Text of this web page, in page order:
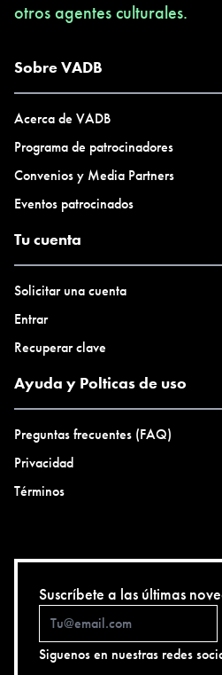
otros agentes culturales.
Sobre VADB
Acerca de VADB
Programa de patrocinadores
Convenios y Media Partners
Eventos patrocinados
Tu cuenta
Solicitar una cuenta
Entrar
Recuperar clave
Ayuda y Polticas de uso
Preguntas frecuentes (FAQ)
Privacidad
Términos
Suscríbete a las últimas
Siguenos en nuestras redes